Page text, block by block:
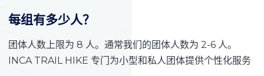
每组有多少人？
团体人数上限为 8 人。通常我们的团体人数为 2-6 人。
INCA TRAIL HIKE 专门为小型和私人团体提供个性化服务